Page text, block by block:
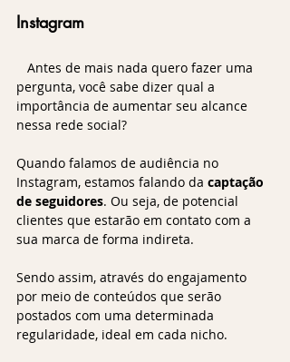
Instagram
pergunta, você sabe dizer qual a
importância de aumentar seu alcance
nessa rede social?
Quando falamos de audiência no
Instagram, estamos falando da captação
de seguidores. Ou seja, de potencial
clientes que estarão em contato com a
sua marca de forma indireta.
Sendo assim, através do engajamento
por meio de conteúdos que serão
postados com uma determinada
regularidade, ideal em cada nicho.